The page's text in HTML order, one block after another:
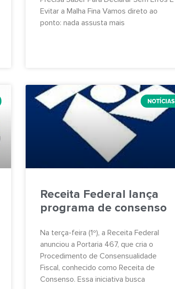
Evitar a Malha Fina Vamos direto ao
ponto: nada assusta mais
NOTÍCIAS
Receita Federal lança
programa de consenso
Na terça-feira (1º), a Receita Federal
anunciou a Portaria 467, que cria o
Procedimento de Consensualidade
Fiscal, conhecido como Receita de
Consenso. Essa iniciativa busca